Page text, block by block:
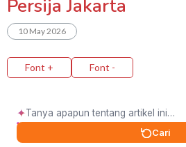
Persija Jakarta
10 May 2026
Font + Font -
✦
Cari